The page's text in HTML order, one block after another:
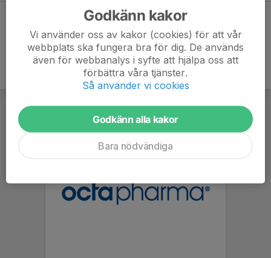
Godkänn kakor
Vi använder oss av kakor (cookies) för att vår
webbplats ska fungera bra för dig. De används
även för webbanalys i syfte att hjälpa oss att
förbättra våra tjänster.
Så använder vi cookies
Godkänn alla kakor
Bara nödvändiga